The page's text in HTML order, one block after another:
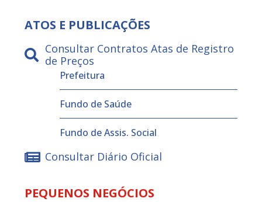
ATOS E PUBLICAÇÕES
Consultar Contratos Atas de Registro
de Preços
Prefeitura
Fundo de Saúde
Fundo de Assis. Social
Consultar Diário Oficial
PEQUENOS NEGÓCIOS